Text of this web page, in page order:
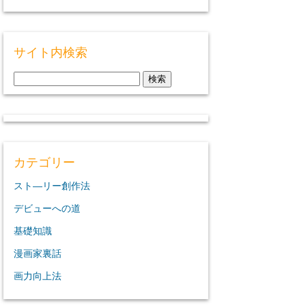
サイト内検索
索:
カテゴリー
スト―リー創作法
デビューへの道
基礎知識
漫画家裏話
画力向上法